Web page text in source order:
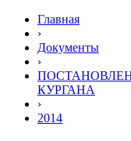
Главная
›
Документы
›
КУРГАНА
›
2014